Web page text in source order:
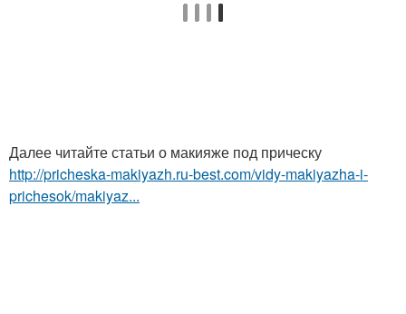
Далее читайте статьи о макияже под прическу
http://pricheska-makiyazh.ru-best.com/vidy-makiyazha-i-
prichesok/makiyaz...